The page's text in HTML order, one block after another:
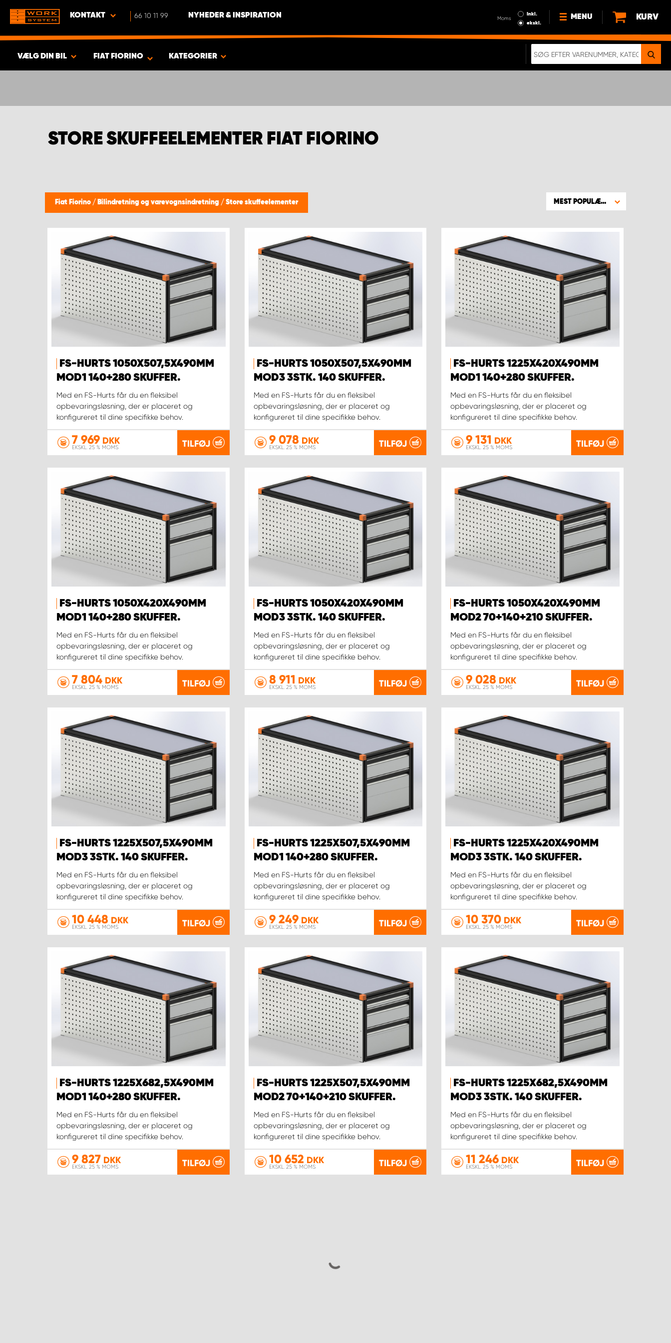
KONTAKT 66 10 11 99 NYHEDER & INSPIRATION Moms
Inkl.
ekskl.
MENU
HVORFOR VÆLGE WORK
KURV
VÆLG DIN BIL FIAT FIORINO KATEGORIER
STORE SKUFFEELEMENTER FIAT FIORINO
Fiat Fiorino / Bilindretning og varevognsindretning / Store skuffeelementer MEST POPULÆRE
FS-HURTS 1050X507,5X490MM
MOD1 140+280 SKUFFER.
Med en FS-Hurts får du en fleksibel
opbevaringsløsning, der er placeret og
konfigureret til dine specifikke behov.
7 969 DKK
EKSKL. 25 % MOMS TILFØJ
FS-HURTS 1050X507,5X490MM
MOD3 3STK. 140 SKUFFER.
Med en FS-Hurts får du en fleksibel
opbevaringsløsning, der er placeret og
konfigureret til dine specifikke behov.
9 078 DKK
EKSKL. 25 % MOMS TILFØJ
FS-HURTS 1225X420X490MM
MOD1 140+280 SKUFFER.
Med en FS-Hurts får du en fleksibel
opbevaringsløsning, der er placeret og
konfigureret til dine specifikke behov.
9 131 DKK
EKSKL. 25 % MOMS TILFØJ
FS-HURTS 1050X420X490MM
MOD1 140+280 SKUFFER.
Med en FS-Hurts får du en fleksibel
opbevaringsløsning, der er placeret og
konfigureret til dine specifikke behov.
7 804 DKK
EKSKL. 25 % MOMS TILFØJ
FS-HURTS 1050X420X490MM
MOD3 3STK. 140 SKUFFER.
Med en FS-Hurts får du en fleksibel
opbevaringsløsning, der er placeret og
konfigureret til dine specifikke behov.
8 911 DKK
EKSKL. 25 % MOMS TILFØJ
FS-HURTS 1050X420X490MM
MOD2 70+140+210 SKUFFER.
Med en FS-Hurts får du en fleksibel
opbevaringsløsning, der er placeret og
konfigureret til dine specifikke behov.
9 028 DKK
EKSKL. 25 % MOMS TILFØJ
FS-HURTS 1225X507,5X490MM
MOD3 3STK. 140 SKUFFER.
Med en FS-Hurts får du en fleksibel
opbevaringsløsning, der er placeret og
konfigureret til dine specifikke behov.
10 448 DKK
EKSKL. 25 % MOMS TILFØJ
FS-HURTS 1225X507,5X490MM
MOD1 140+280 SKUFFER.
Med en FS-Hurts får du en fleksibel
opbevaringsløsning, der er placeret og
konfigureret til dine specifikke behov.
9 249DKK
EKSKL. 25 % MOMS TILFØJ
FS-HURTS 1225X420X490MM
MOD3 3STK. 140 SKUFFER.
Med en FS-Hurts får du en fleksibel
opbevaringsløsning, der er placeret og
konfigureret til dine specifikke behov.
10 370 DKK
EKSKL. 25 % MOMS TILFØJ
FS-HURTS 1225X682,5X490MM
MOD1 140+280 SKUFFER.
Med en FS-Hurts får du en fleksibel
opbevaringsløsning, der er placeret og
konfigureret til dine specifikke behov.
9 827 DKK
EKSKL. 25 % MOMS TILFØJ
FS-HURTS 1225X507,5X490MM
MOD2 70+140+210 SKUFFER.
Med en FS-Hurts får du en fleksibel
opbevaringsløsning, der er placeret og
konfigureret til dine specifikke behov.
10 652 DKK
EKSKL. 25 % MOMS TILFØJ
FS-HURTS 1225X682,5X490MM
MOD3 3STK. 140 SKUFFER.
Med en FS-Hurts får du en fleksibel
opbevaringsløsning, der er placeret og
konfigureret til dine specifikke behov.
11 246 DKK
EKSKL. 25 % MOMS TILFØJ